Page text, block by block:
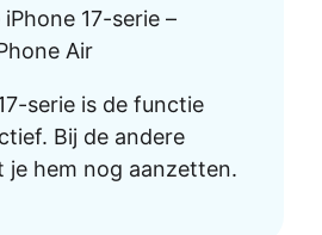
17-serie –
Air
serie is de functie
Bij de andere
je hem nog aanzetten.